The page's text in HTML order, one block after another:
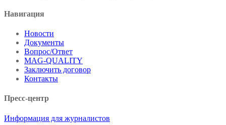
Навигация
Новости
Документы
Вопрос/Ответ
MAG-QUALITY
Заключить договор
Контакты
Пресс-центр
Информация для журналистов